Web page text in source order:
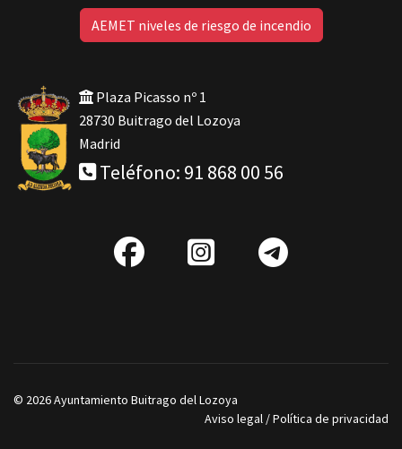
AEMET niveles de riesgo de incendio
Plaza Picasso nº 1
28730 Buitrago del Lozoya
Madrid
Teléfono: 91 868 00 56
fab
IG
© 2026 Ayuntamiento Buitrago del Lozoya
Aviso legal /Política de privacidad